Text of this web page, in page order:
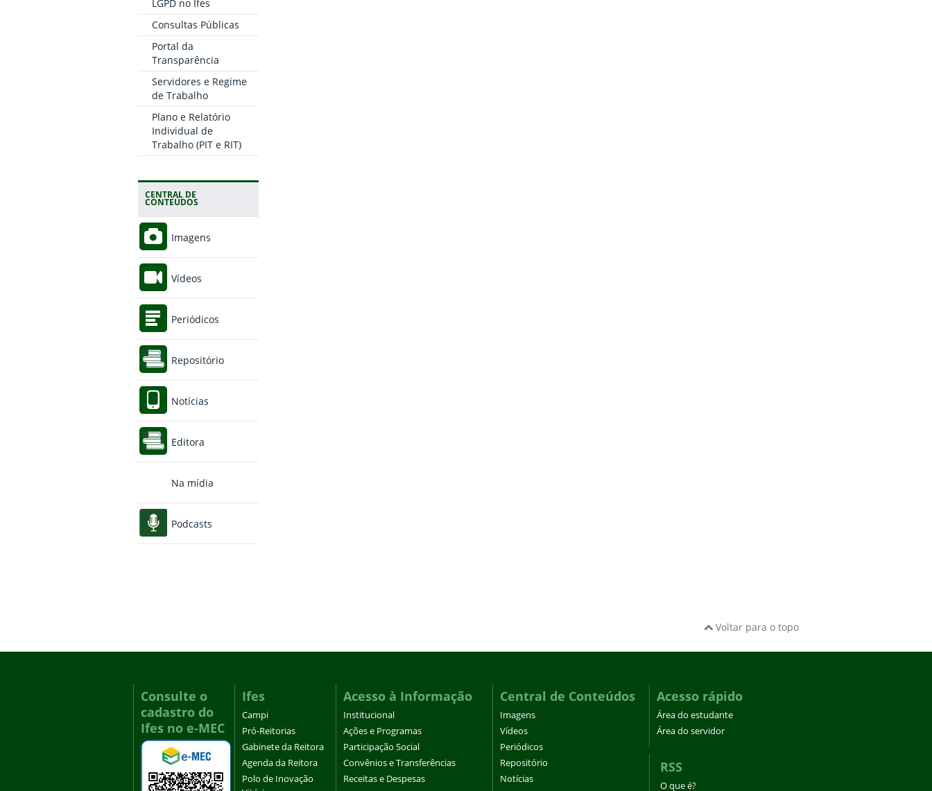
LGPD no Ifes
Consultas Públicas
Portal da
Transparência
Servidores e Regime
de Trabalho
Plano e Relatório
Individual de
Trabalho (PIT e RIT)
CENTRAL DE
CONTEÚDOS
Imagens
Vídeos
Periódicos
Repositório
Notícias
Editora
Na mídia
Podcasts
Voltar para o topo
Consulte o
cadastro do
Ifes no e-MEC
Ifes
Campi
Pró-Reitorias
Gabinete da Reitora
Agenda da Reitora
Polo de Inovação
Acesso à Informação
Institucional
Ações e Programas
Participação Social
Convênios e Transferências
Receitas e Despesas
Central de Conteúdos
Imagens
Vídeos
Periódicos
Repositório
Notícias
Acesso rápido
Área do estudante
Área do servidor
RSS
O que é?